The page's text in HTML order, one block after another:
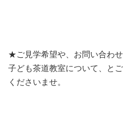
★ご見学希望や、お問い合わせ
子ども茶道教室について、と
くださいませ。